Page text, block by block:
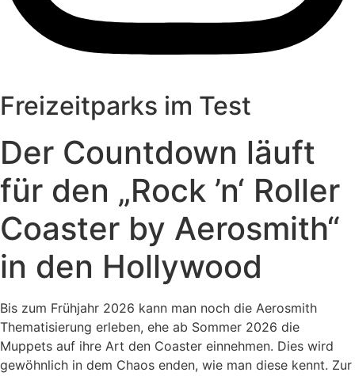
Freizeitparks im Test
Der Countdown läuft
für den „Rock ’n‘ Roller
Coaster by Aerosmith“
in den Hollywood
Bis zum Frühjahr 2026 kann man noch die Aerosmith
Thematisierung erleben, ehe ab Sommer 2026 die
Muppets auf ihre Art den Coaster einnehmen. Dies wird
gewöhnlich in dem Chaos enden, wie man diese kennt. Zur